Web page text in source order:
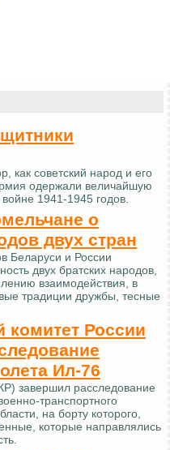
как советский народ и его
одержали величайшую
1941-1945 годов.
о
двух стран
Беларуси и России
двух братских народов,
взаимодействия, в
традиции дружбы, тесные
комитет России
Ил-76
завершил расследование
транспортного
на борту которого,
которые направлялись